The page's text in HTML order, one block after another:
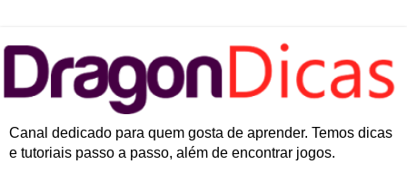
Canal dedicado para quem gosta de aprender. Temos dicas
e tutoriais passo a passo, além de encontrar jogos.